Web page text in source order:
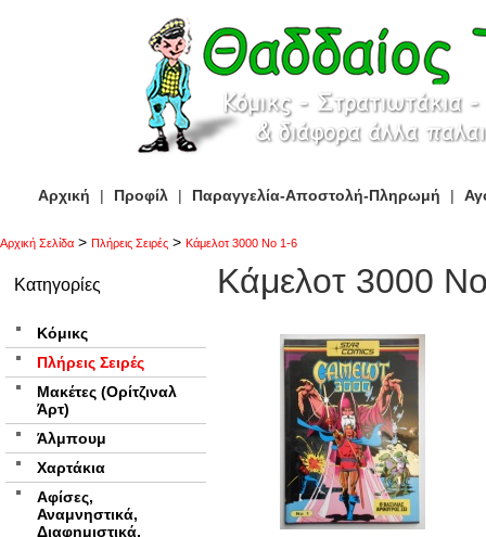
Αρχική | Προφίλ | Παραγγελία-Αποστολή-Πληρωμή |
Αρχική Σελίδα > Πλήρεις Σειρές > Κάμελοτ 3000 Νο 1-6
Κάμελοτ 3000
Κατηγορίες
Κόμικς
Πλήρεις Σειρές
Μακέτες (Ορίτζιναλ
Άρτ)
Άλμπουμ
Χαρτάκια
Αφίσες,
Αναμνηστικά,
Διαφημιστικά,